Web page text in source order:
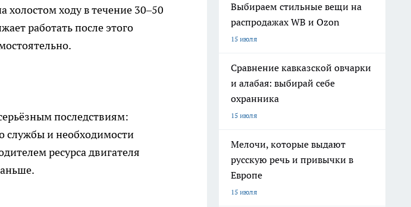
холостом ходу в течение 30–50
работать после этого
последствиям:
службы и необходимости
ресурса двигателя
Выбираем стильные вещи на
распродажах WB и Ozon
15 июля
Сравнение кавказской овчарки
и алабая: выбирай себе
охранника
15 июля
Мелочи, которые выдают
русскую речь и привычки в
Европе
15 июля